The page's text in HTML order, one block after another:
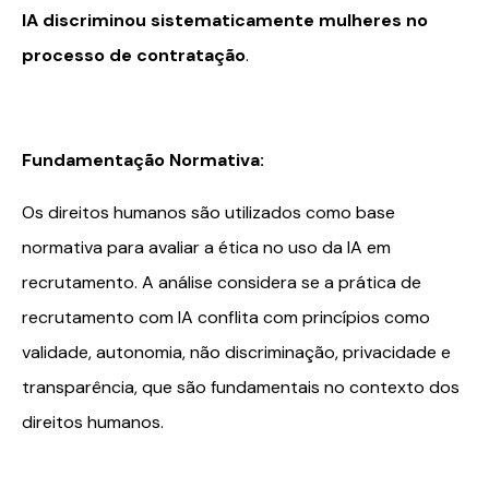
IA discriminou sistematicamente mulheres no
processo de contratação.
Fundamentação Normativa:
Os direitos humanos são utilizados como base
normativa para avaliar a ética no uso da IA em
recrutamento. A análise considera se a prática de
recrutamento com IA conflita com princípios como
validade, autonomia, não discriminação, privacidade e
transparência, que são fundamentais no contexto dos
direitos humanos.